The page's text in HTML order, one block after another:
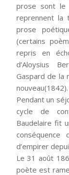
prose sont le
reprennent la
prose
(certains
repris en
d’Aloysius
Gaspard de la
nouveau(1842).
Pendant un
cycle de
Baudelaire fit
d’empirer
Le 31 août
poète est